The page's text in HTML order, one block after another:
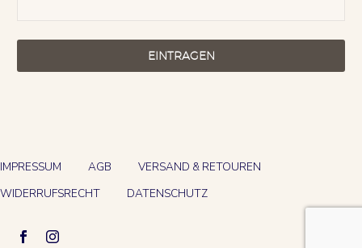
EINTRAGEN
IMPRESSUM AGB
VERSAND & RETOUREN
WIDERRUFSRECHT
DATENSCHUTZ